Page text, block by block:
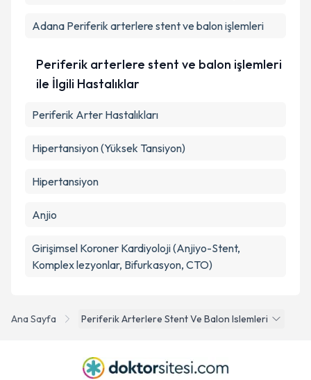
Ana Sayfa Periferik Arterlere Stent Ve Balon Islemleri
Adana Periferik arterlere stent ve balon işlemleri
Periferik arterlere stent ve balon işlemleri
ile İlgili Hastalıklar
Periferik Arter Hastalıkları
Hipertansiyon (Yüksek Tansiyon)
Hipertansiyon
Anjio
Girişimsel Koroner Kardiyoloji (Anjiyo-Stent,
Komplex lezyonlar, Bifurkasyon, CTO)